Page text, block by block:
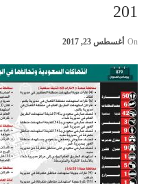
201
On أغسطس 23, 2017